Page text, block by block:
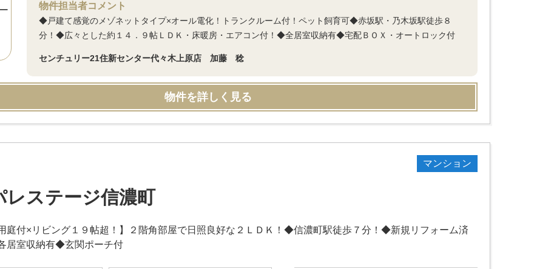
物件担当者コメント
◆戸建て感覚のメゾネットタイプ×オール電化！トランクルーム付！ペット飼育可◆赤坂駅・乃木坂駅徒歩８
分！◆広々とした約１４．９帖ＬＤＫ・床暖房・エアコン付！◆全居室収納有◆宅配ＢＯＸ・オートロック付
センチュリー21住新センター代々木上原店 加藤 稔
物件を詳しく見る
マンション
レステージ信濃町
庭付×リビング１９帖超！】２階角部屋で日照良好な２ＬＤＫ！◆信濃町駅徒歩７分！◆新規リフォーム済
居室収納有◆玄関ポーチ付